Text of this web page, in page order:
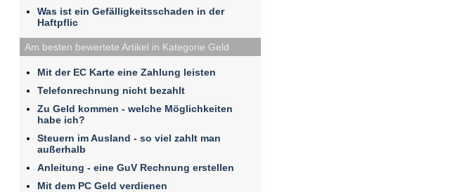
Was ist ein Gefälligkeitsschaden in der
Haftpflic
Am besten bewertete Artikel in Kategorie Geld
Mit der EC Karte eine Zahlung leisten
Telefonrechnung nicht bezahlt
Zu Geld kommen - welche Möglichkeiten
habe ich?
Steuern im Ausland - so viel zahlt man
außerhalb
Anleitung - eine GuV Rechnung erstellen
Mit dem PC Geld verdienen